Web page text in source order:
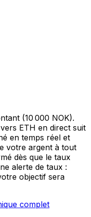
(10 000 NOK).
ETH en direct suit
en temps réel et
votre argent à tout
dès que le taux
alerte de taux :
objectif sera
complet